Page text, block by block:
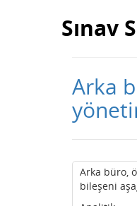
Sınav
Arka
Arka büro,
bileşeni